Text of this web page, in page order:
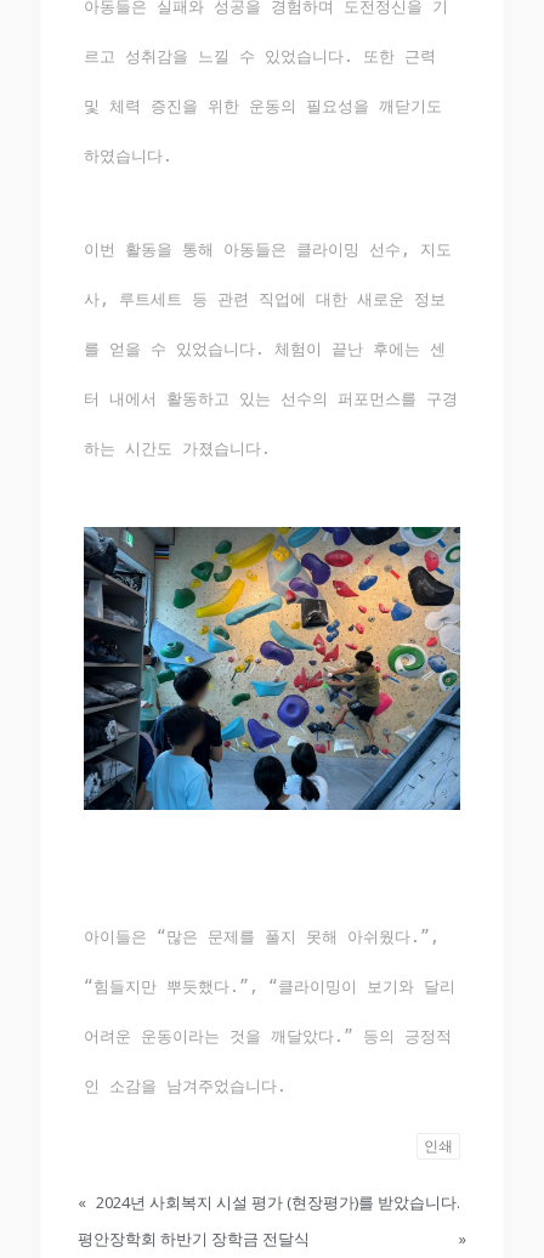
아동들은 실패와 성공을 경험하며 도전정신을 기
르고 성취감을 느낄 수 있었습니다. 또한 근력
및 체력 증진을 위한 운동의 필요성을 깨닫기도
하였습니다.
이번 활동을 통해 아동들은 클라이밍 선수, 지도
사, 루트세트 등 관련 직업에 대한 새로운 정보
를 얻을 수 있었습니다. 체험이 끝난 후에는 센
터 내에서 활동하고 있는 선수의 퍼포먼스를 구경
하는 시간도 가졌습니다.
아이들은 “많은 문제를 풀지 못해 아쉬웠다.”,
“힘들지만 뿌듯했다.”, “클라이밍이 보기와 달리
어려운 운동이라는 것을 깨달았다.” 등의 긍정적
인 소감을 남겨주었습니다.
인쇄
« 2024년 사회복지 시설 평가 (현장평가)를 받았습니다.
평안장학회 하반기 장학금 전달식
»